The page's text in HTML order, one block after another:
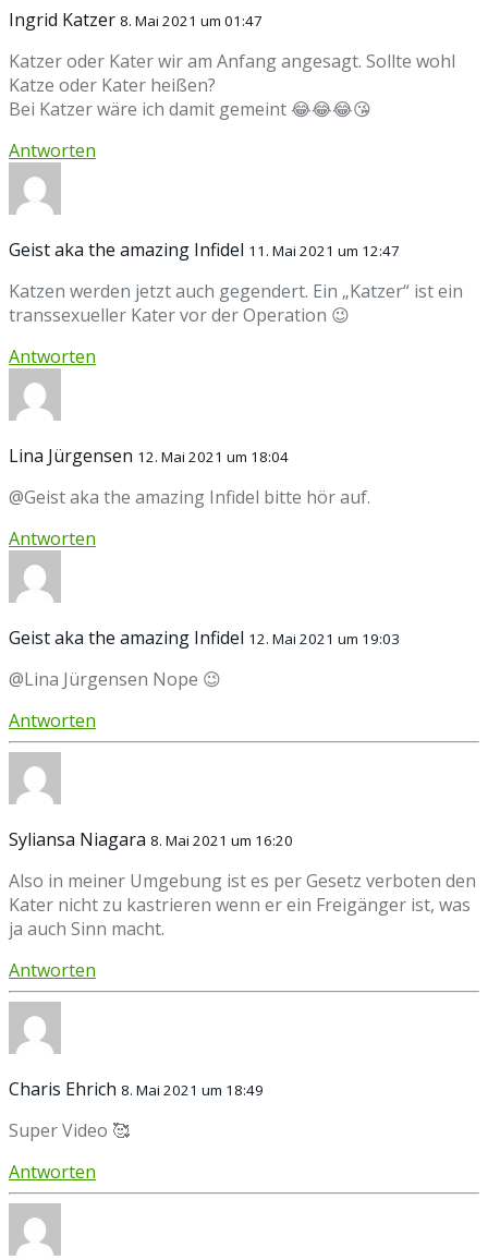
Ingrid Katzer 8. Mai 2021 um 01:47
Katzer oder Kater wir am Anfang angesagt. Sollte wohl
Katze oder Kater heißen?
Bei Katzer wäre ich damit gemeint 😂😂😂😘
Antworten
Geist aka the amazing Infidel 11. Mai 2021 um 12:47
Katzen werden jetzt auch gegendert. Ein „Katzer“ ist ein
transsexueller Kater vor der Operation 😉
Antworten
Lina Jürgensen 12. Mai 2021 um 18:04
@Geist aka the amazing Infidel bitte hör auf.
Antworten
Geist aka the amazing Infidel 12. Mai 2021 um 19:03
@Lina Jürgensen Nope 😉
Antworten
Syliansa Niagara 8. Mai 2021 um 16:20
Also in meiner Umgebung ist es per Gesetz verboten den
Kater nicht zu kastrieren wenn er ein Freigänger ist, was
ja auch Sinn macht.
Antworten
Charis Ehrich 8. Mai 2021 um 18:49
Super Video 🥰
Antworten